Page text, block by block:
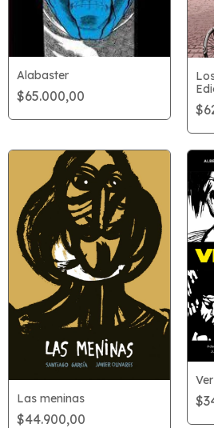
Alabaster
$65.000,00
Las meninas
$44.900,00